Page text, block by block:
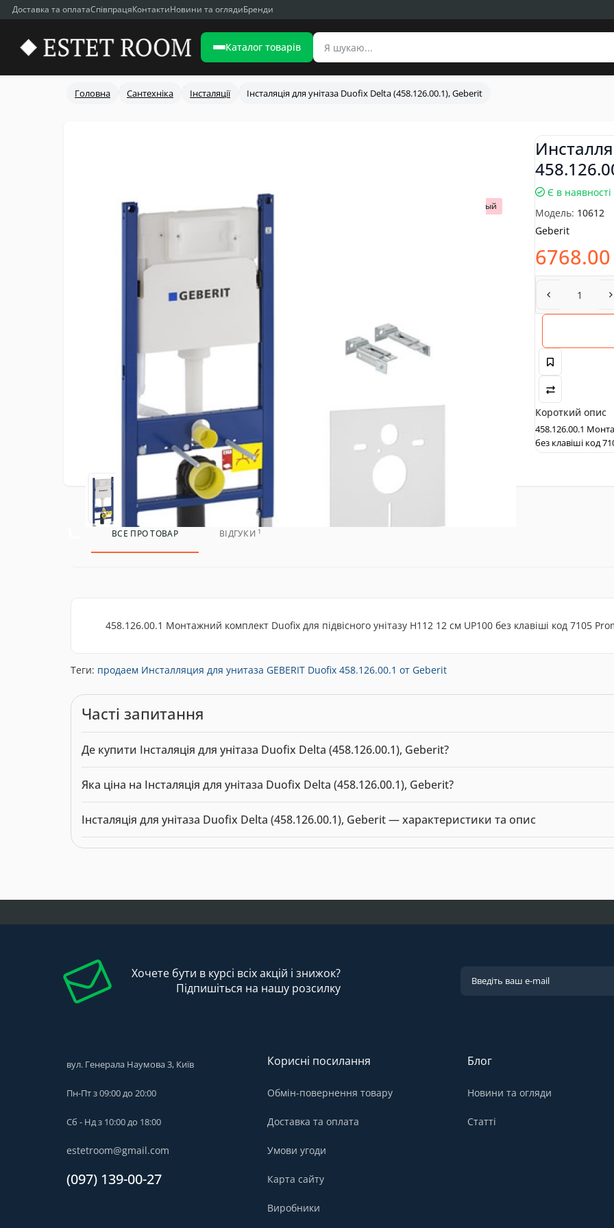
Доставка та оплатаСпівпрацяКонтактиНовини та оглядиБренди
Каталог товарів
Головна Сантехніка Інсталяції Інсталяція для унітаза Duofix Delta (458.126.00.1), Geberit
Популярный
Є в наявності
Модель: 10612
Geberit
Короткий опис
458.126.00.1
без клавіші код
ВСЕ ПРО ТОВАР ВІДГУКИ 1
458.126.00.1 Монтажний комплект Duofix для підвісного унітазу Н112 12 см UP100 без клавіші код 7105
Теги: продаем Инсталляция для унитаза GEBERIT Duofix 458.126.00.1 от Geberit
Часті запитання
Де купити Інсталяція для унітаза Duofix Delta (458.126.00.1), Geberit?
біде
Яка ціна на Інсталяція для унітаза Duofix Delta (458.126.00.1), Geberit?
Інсталяція для унітаза Duofix Delta (458.126.00.1), Geberit — характеристики та опис
Модель: 10612. Категорія:Інсталяції для унітазів та біде. Виробник: Geberit. Ціна: 6768.00 грн.
Хочете бути в курсі всіх акцій і знижок?
Підпишіться на нашу розсилку
вул. Генерала Наумова 3, Київ
Пн-Пт з 09:00 до 20:00
Сб - Нд з 10:00 до 18:00
estetroom@gmail.com
(097) 139-00-27
Корисні посилання
Обмін-повернення товару
Доставка та оплата
Умови угоди
Карта сайту
Виробники
Блог
Новини та огляди
Статті